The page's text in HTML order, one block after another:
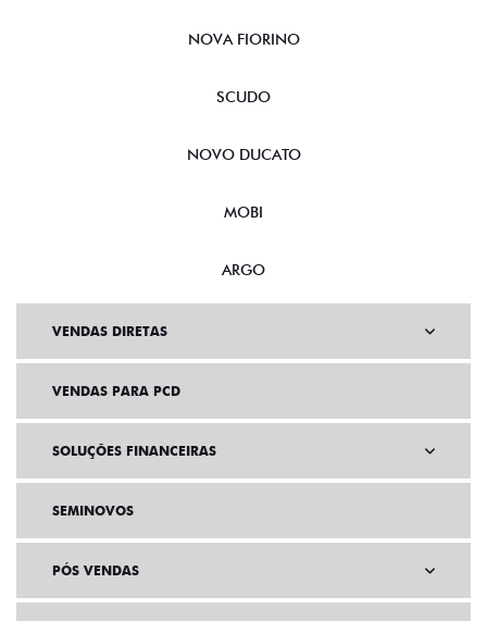
NOVA FIORINO
SCUDO
NOVO DUCATO
MOBI
ARGO
VENDAS DIRETAS
VENDAS PARA PCD
SOLUÇÕES FINANCEIRAS
SEMINOVOS
PÓS VENDAS